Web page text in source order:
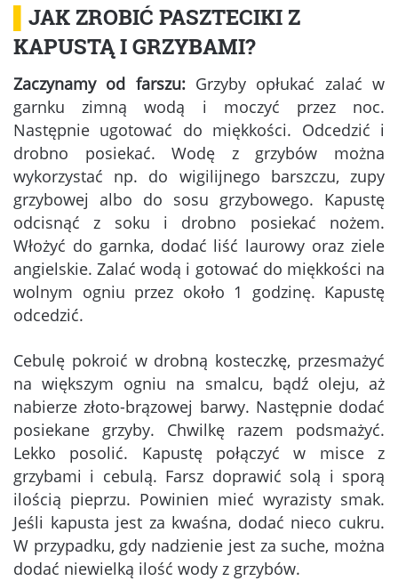
JAK ZROBIĆ PASZTECIKI Z
KAPUSTĄ I GRZYBAMI?
Zaczynamy od farszu:Grzyby opłukać zalać w
garnku zimną wodą i moczyć przez noc.
Następnie ugotować do miękkości. Odcedzić i
drobno posiekać. Wodę z grzybów można
wykorzystać np. do wigilijnego barszczu, zupy
grzybowej albo do sosu grzybowego. Kapustę
odcisnąć z soku i drobno posiekać nożem.
Włożyć do garnka, dodać liść laurowy oraz ziele
angielskie. Zalać wodą i gotować do miękkości na
wolnym ogniu przez około 1 godzinę. Kapustę
odcedzić.
Cebulę pokroić w drobną kosteczkę, przesmażyć
na większym ogniu na smalcu, bądź oleju, aż
nabierze złoto-brązowej barwy. Następnie dodać
posiekane grzyby. Chwilkę razem podsmażyć.
Lekko posolić. Kapustę połączyć w misce z
grzybami i cebulą. Farsz doprawić solą i sporą
ilością pieprzu. Powinien mieć wyrazisty smak.
Jeśli kapusta jest za kwaśna, dodać nieco cukru.
W przypadku, gdy nadzienie jest za suche, można
dodać niewielką ilość wody z grzybów.